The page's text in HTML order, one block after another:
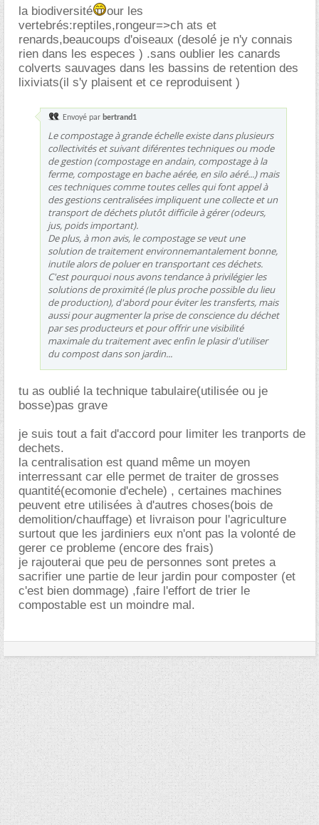
la biodiversité
our les
vertebrés:reptiles,rongeur=>ch ats et
renards,beaucoups d'oiseaux (desolé je n'y connais
rien dans les especes ) .sans oublier les canards
colverts sauvages dans les bassins de retention des
lixiviats(il s'y plaisent et ce reproduisent )
Envoyé par bertrand1
Le compostage à grande échelle existe dans plusieurs
collectivités et suivant diférentes techniques ou mode
de gestion (compostage en andain, compostage à la
ferme, compostage en bache aérée, en silo aéré...) mais
ces techniques comme toutes celles qui font appel à
des gestions centralisées impliquent une collecte et un
transport de déchets plutôt difficile à gérer (odeurs,
jus, poids important).
De plus, à mon avis, le compostage se veut une
solution de traitement environnemantalement bonne,
inutile alors de poluer en transportant ces déchets.
C'est pourquoi nous avons tendance à privilégier les
solutions de proximité (le plus proche possible du lieu
de production), d'abord pour éviter les transferts, mais
aussi pour augmenter la prise de conscience du déchet
par ses producteurs et pour offrir une visibilité
maximale du traitement avec enfin le plasir d'utiliser
du compost dans son jardin...
tu as oublié la technique tabulaire(utilisée ou je
bosse)pas grave
je suis tout a fait d'accord pour limiter les tranports de
dechets.
la centralisation est quand même un moyen
interressant car elle permet de traiter de grosses
quantité(ecomonie d'echele) , certaines machines
peuvent etre utilisées à d'autres choses(bois de
demolition/chauffage) et livraison pour l'agriculture
surtout que les jardiniers eux n'ont pas la volonté de
gerer ce probleme (encore des frais)
je rajouterai que peu de personnes sont pretes a
sacrifier une partie de leur jardin pour composter (et
c'est bien dommage) ,faire l'effort de trier le
compostable est un moindre mal.